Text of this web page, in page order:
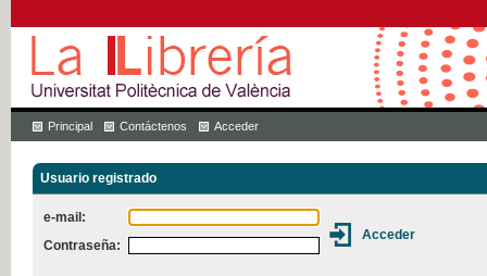
Principal Contáctenos Acceder
Usuario registrado
e-mail:
Contraseña: